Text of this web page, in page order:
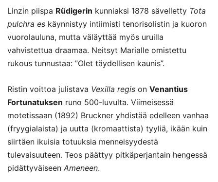
Linzin piispa Rüdigerin kunniaksi 1878 sävelletty Tota
pulchra es käynnistyy intiimisti tenorisolistin ja kuoron
vuorolauluna, mutta väläyttää myös uruilla
vahvistettua draamaa. Neitsyt Marialle omistettu
rukous tunnustaa: ”Olet täydellisen kaunis”.
Ristin voittoa julistava Vexilla regis on Venantius
Fortunatuksen runo 500-luvulta. Viimeisessä
motetissaan (1892) Bruckner yhdistää edelleen vanhaa
(fryygialaista) ja uutta (kromaattista) tyyliä, ikään kuin
siirtäen ikuisia totuuksia menneisyydestä
tulevaisuuteen. Teos päättyy pitkäperjantain hengessä
pidättyväiseen Ameneen.